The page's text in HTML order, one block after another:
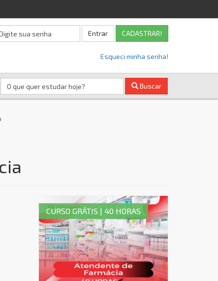
Entrar CADASTRAR!
Esqueci minha senha!
Buscar
CURSO GRÁTIS | 40 HORAS